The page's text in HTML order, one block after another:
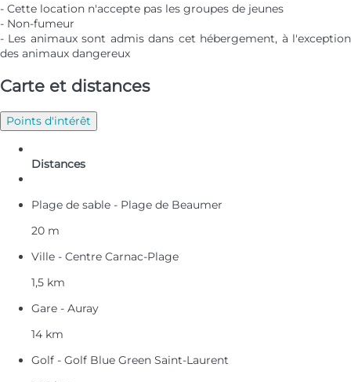
- Cette location n'accepte pas les groupes de jeunes
- Non-fumeur
- Les animaux sont admis dans cet hébergement, à l'exception
des animaux dangereux
Carte et distances
Points d'intérêt
Distances
Plage de sable - Plage de Beaumer
20 m
Ville - Centre Carnac-Plage
1,5 km
Gare - Auray
14 km
Golf - Golf Blue Green Saint-Laurent